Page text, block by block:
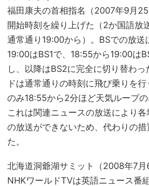
福田康夫の首相指名（2007年9月
開始時刻を繰り上げた（2か国語放
通常通り19:00から）。BSでの放送
19:00はBS1で、18:55から19:00は
し、以降はBS2に完全に切り替わ
ドは通常通りの時刻に飛び乗りを
のみ18:55から2分ほど天気ループの
これは関連ニュースの放送により
の放送ができないため、代わりの
た。
北海道洞爺湖サミット（2008年7
NHKワールドTVは英語ニュース番